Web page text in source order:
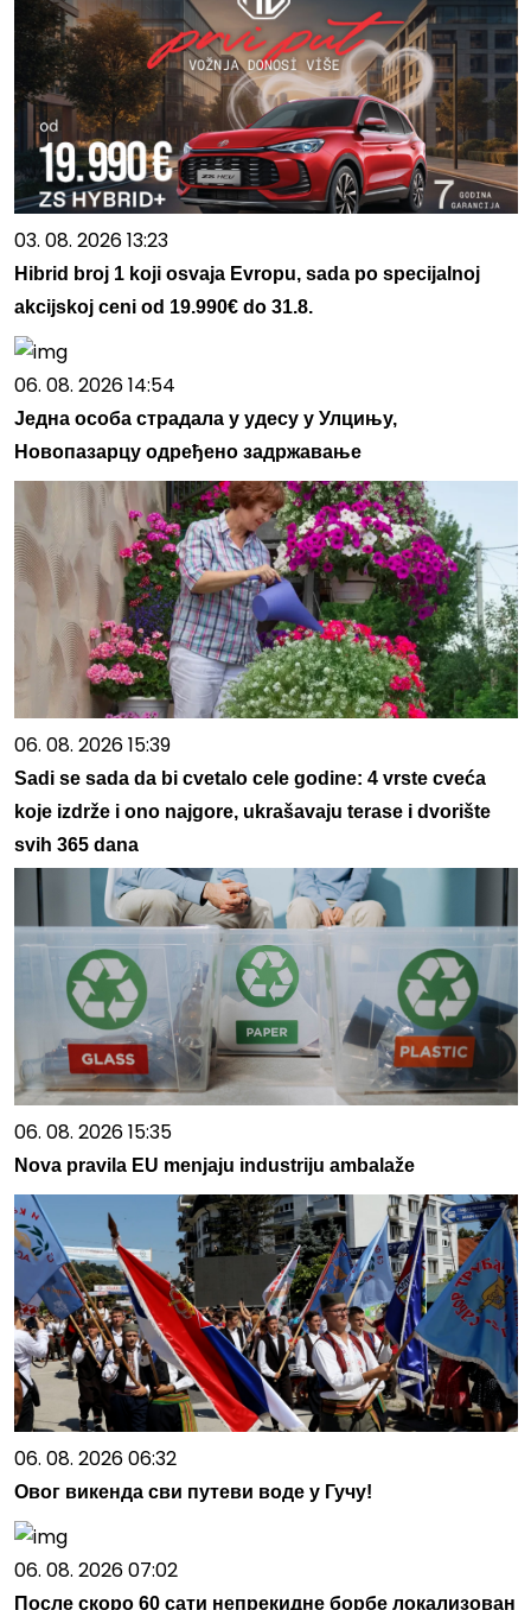
03. 08. 2026 13:23
Hibrid broj 1 koji osvaja Evropu, sada po specijalnoj
akcijskoj ceni od 19.990€ do 31.8.
06. 08. 2026 14:54
Једна особа страдала у удесу у Улцињу,
Новопазарцу одређено задржавање
06. 08. 2026 15:39
Sadi se sada da bi cvetalo cele godine: 4 vrste cveća
koje izdrže i ono najgore, ukrašavaju terase i dvorište
svih 365 dana
06. 08. 2026 15:35
Nova pravila EU menjaju industriju ambalaže
06. 08. 2026 06:32
Овог викенда сви путеви воде у Гучу!
06. 08. 2026 07:02
После скоро 60 сати непрекидне борбе локализован